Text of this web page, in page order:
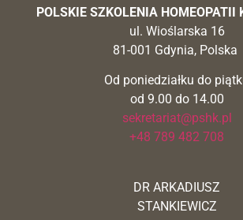
POLSKIE SZKOLENIA HOMEOPATII
ul. Wioślarska 16
81-001 Gdynia, Polska
Od poniedziałku do
od 9.00 do 14.00
sekretariat@pshk.pl
+48 789 482 708
DR ARKADIUSZ
STANKIEWICZ